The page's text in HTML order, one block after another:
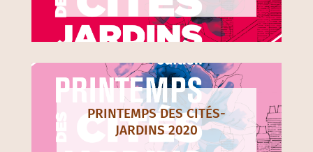
PRINTEMPS DES CITÉS-
JARDINS 2020